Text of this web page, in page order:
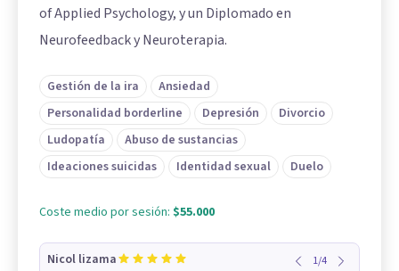
of Applied Psychology, y un Diplomado en
Neurofeedback y Neuroterapia.
Gestión de la ira
Ansiedad
Personalidad borderline
Depresión
Divorcio
Ludopatía
Abuso de sustancias
Ideaciones suicidas
Identidad sexual Duelo
Coste medio por sesión: $55.000
Nicol lizama
1/4